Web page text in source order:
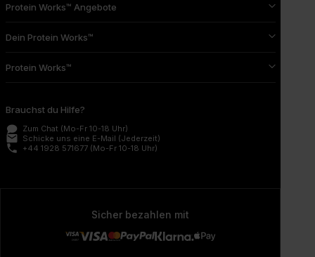
Protein Works™ Angebote
Dein Protein Works™
Protein Works™
Brauchst du Hilfe?
Zum Chat (Mo-Fr 10-18 Uhr)
email Schicke uns eine E-Mail (Jederzeit)
phone +44 1928 571677 (Mo-Fr 10-18 Uhr)
Sicher bezahlen mit